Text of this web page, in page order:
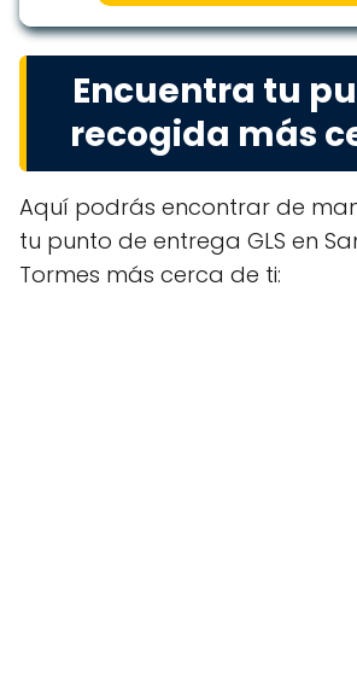
Encuentra tu
recogida más
Aquí podrás encontrar de
tu punto de entrega GLS en
Tormes más cerca de ti: